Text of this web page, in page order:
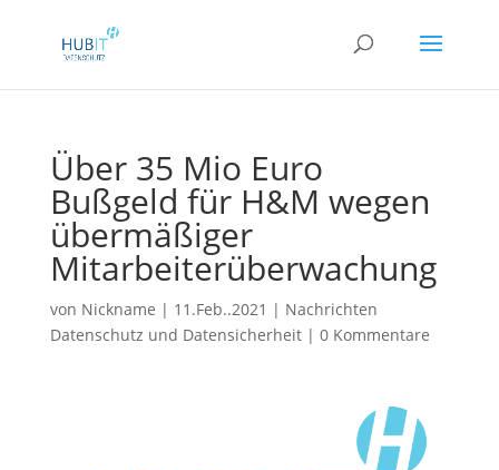
Über 35 Mio Euro
Bußgeld für H&M wegen
übermäßiger
Mitarbeiterüberwachung
von Nickname | 11.Feb..2021 | Nachrichten
Datenschutz und Datensicherheit| 0 Kommentare